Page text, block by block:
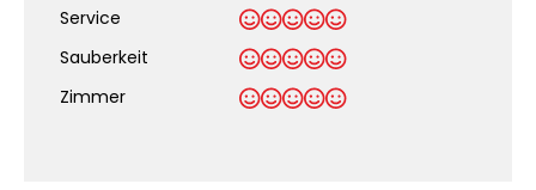
Service
Sauberkeit
Zimmer